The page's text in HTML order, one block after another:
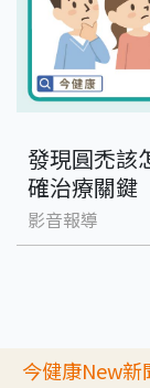
發現圓禿該
確治療關鍵
影音報導
今健康New新